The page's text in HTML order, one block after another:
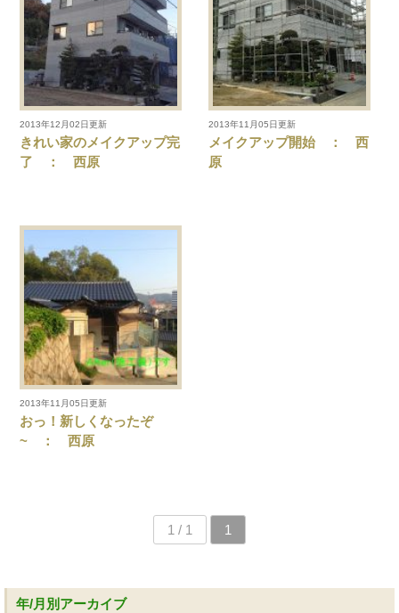
2013年12月02日更新
きれい家のメイクアップ完
了 ： 西原
2013年11月05日更新
メイクアップ開始 ： 西
原
2013年11月05日更新
おっ！新しくなったぞ
~ ： 西原
1 / 1 1
年/月別アーカイブ